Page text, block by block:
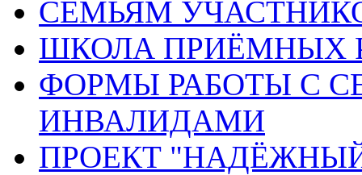
СЕМЬЯМ
ШКОЛА ПРИЁМНЫХ
ФОРМЫ РАБОТЫ С
ИНВАЛИДАМИ
ПРОЕКТ